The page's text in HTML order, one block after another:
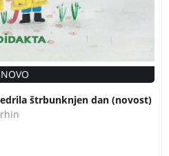
NOVO
štrbunknjen dan (novost)